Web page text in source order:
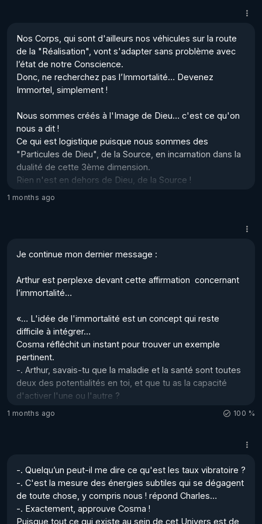
qui déterminent notre conscience journalière ; la
conscience qui...
Nos Corps, qui sont d'ailleurs nos véhicules sur la route
de la "Réalisation", vont s'adapter sans problème avec
l’état de notre Conscience.
Donc, ne recherchez pas l’Immortalité… Devenez
Immortel, simplement !
Nous sommes créés à l'Image de Dieu… c'est ce qu'on
nous a dit !
Ce qui est logistique puisque nous sommes des
"Particules de Dieu", de la Source, en incarnation dans la
dualité de cette 3ème dimension.
Rien n'est en dehors de Dieu, de la Source !
nous sommes une Trilogie : un Esprit divin, une Âme
1 months ago
Je continue mon dernier message :
Arthur est perplexe devant cette affirmation  concernant
l’immortalité…
«… L'idée de l'immortalité est un concept qui reste
difficile à intégrer…
Cosma réfléchit un instant pour trouver un exemple
pertinent.
-. Arthur, savais-tu que la maladie et la santé sont toutes
deux des potentialités en toi, et que tu as la capacité
d'activer l'une ou l'autre ?
Et le médecin, lui, ou elle, ne parle pas de santé, mais
pratiquement uniquement de maladies, de risques,
projetant votre mental dans la peur d'être malade… Je
ne parle même pas des publicités toxiques que nous
1 months ago 100 %
-. Quelqu’un peut-il me dire ce qu'est les taux vibratoire ?
-. C'est la mesure des énergies subtiles qui se dégagent
de toute chose, y compris nous ! répond Charles…
-. Exactement, approuve Cosma !
Puisque tout ce qui existe au sein de cet Univers est de